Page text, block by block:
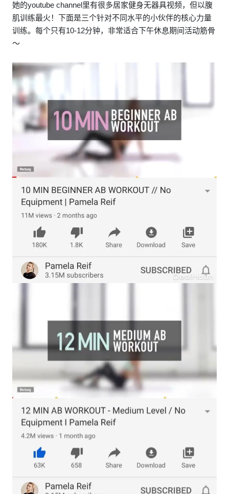
她的youtube channel里有很多居家健身无器具视频，但以腹
肌训练最火！下面是三个针对不同水平的小伙伴的核心力量
训练。每个只有10-12分钟，非常适合下午休息期间活动筋骨
～